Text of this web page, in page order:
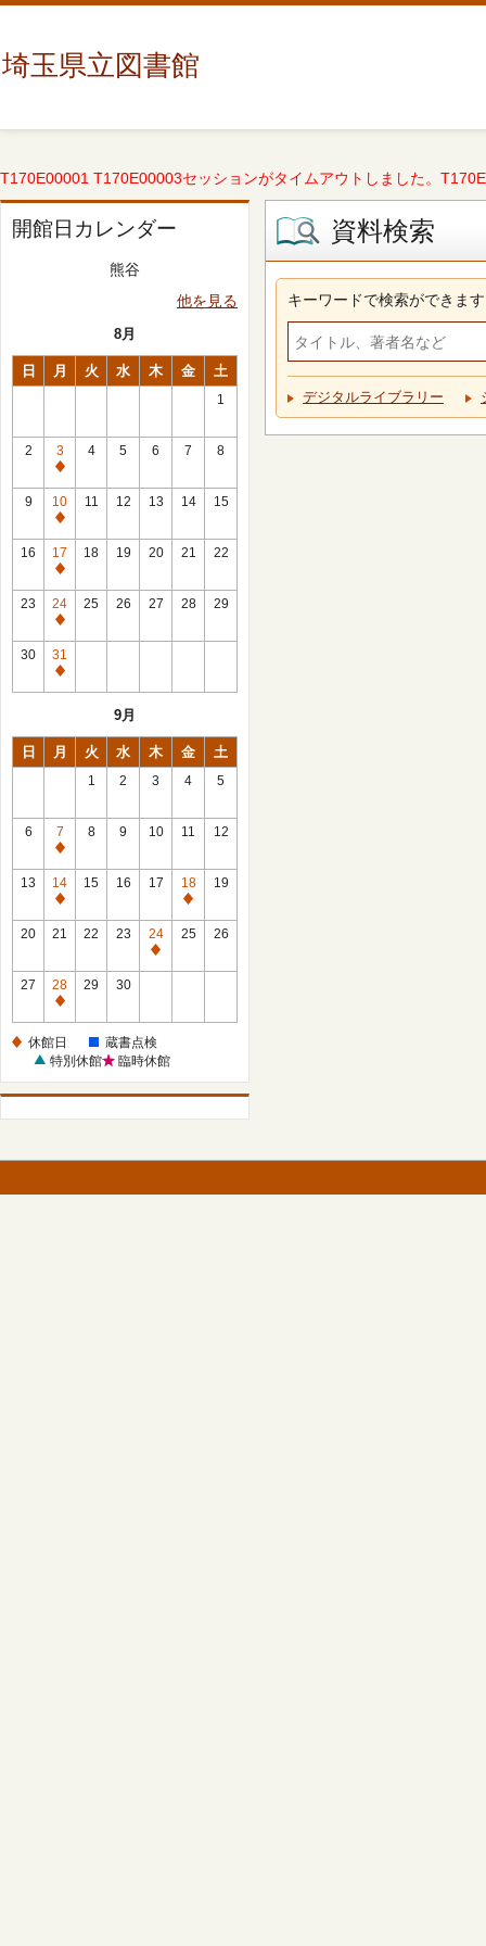
埼玉県立図書館
T170E00001 T170E00003セッションがタイムアウトしました。
開館日カレンダー
熊谷
他を見る
8月
日 月 火 水 木 金 土
1
2
3
休
館
日
4 5 6 7 8
9
10
休
館
日
11 12 13 14 15
16
17
休
館
日
18 19 20 21 22
23
24
休
館
日
25 26 27 28 29
30
31
休
9月
日 月 火 水 木 金 土
1 2 3 4 5
6
7
休
館
日
8 9 10 11 12
13
14
休
館
15 16 17
18
休
館
19
20 21 22 23
24
休
25 26
27
28
休
日
29 30
休館日
蔵書点検
特別休館
臨時休館
資料検索
キーワードで検索ができます
デジタルライブラリー